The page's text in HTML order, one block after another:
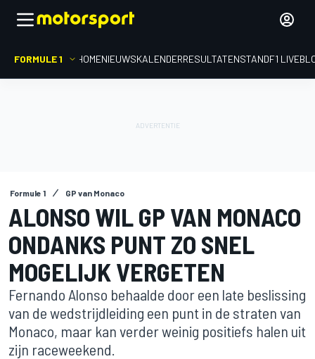
FORMULE 1 HOMENIEUWSKALENDERRESULTATENSTANDF1
Formule 1 GP van Monaco
ALONSO WIL GP VAN MONACO
ONDANKS PUNT ZO SNEL
MOGELIJK VERGETEN
Fernando Alonso behaalde door een late beslissing
van de wedstrijdleiding een punt in de straten van
Monaco, maar kan verder weinig positiefs halen uit
zijn raceweekend.